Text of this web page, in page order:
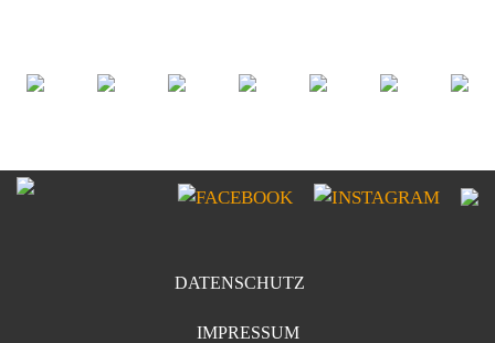
DATENSCHUTZ
IMPRESSUM